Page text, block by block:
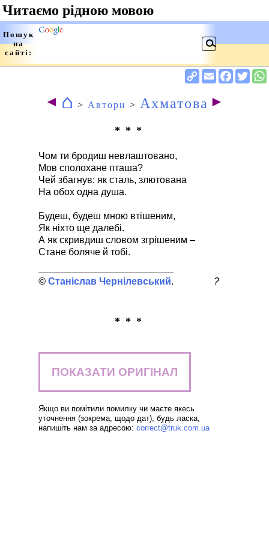
◄ ⌂ > Автори > Ахматова ►
* * *
Чом ти бродиш невлаштовано,
Мов сполохане пташа?
Чей збагнув: як сталь, злютована
На обох одна душа.
Будеш, будеш мною втішеним,
Як ніхто ще далебі.
А як скривдиш словом згрішеним –
Стане боляче й тобі.
Станіслав Чернілевський ?
* * *
ПОКАЗАТИ ОРИГІНАЛ
Якщо ви помітили помилку чи маєте якесь
уточнення (зокрема, щодо дат), будь ласка,
напишіть нам за адресою: correct@truk.com.ua